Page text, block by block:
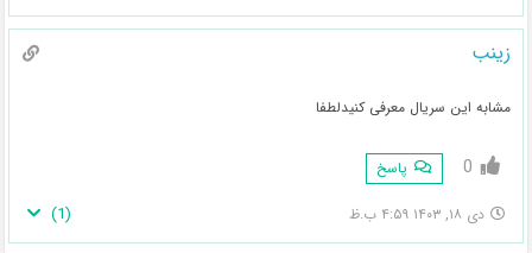
زینب
مشابه این سریال معرفی کنیدلطفا
0 پاسخ
دی ۱۸, ۱۴۰۳ ۴:۵۹ ب.ظ (
1
)